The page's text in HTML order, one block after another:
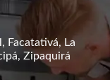
Facatativá, La
Zipaquirá